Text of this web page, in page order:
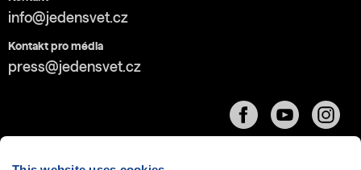
info@jedensvet.cz
Kontakt pro média
press@jedensvet.cz